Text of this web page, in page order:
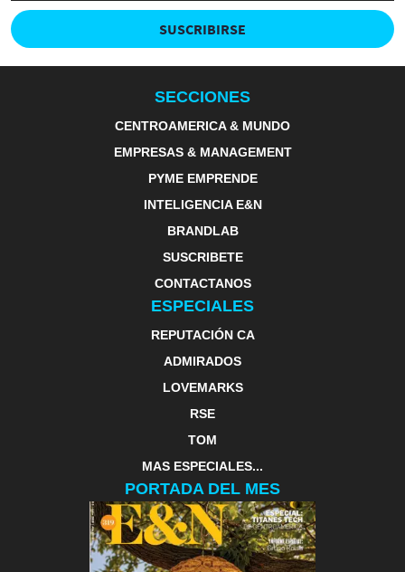
SUSCRIBIRSE
SECCIONES
CENTROAMERICA & MUNDO
EMPRESAS & MANAGEMENT
PYME EMPRENDE
INTELIGENCIA E&N
BRANDLAB
SUSCRIBETE
CONTACTANOS
ESPECIALES
REPUTACIÓN CA
ADMIRADOS
LOVEMARKS
RSE
TOM
MAS ESPECIALES...
PORTADA DEL MES